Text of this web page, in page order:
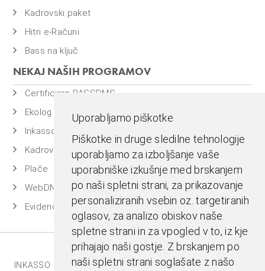
Uporabljamo piškotke
Piškotke in druge sledilne tehnologije
uporabljamo za izboljšanje vaše
uporabniške izkušnje med brskanjem
po naši spletni strani, za prikazovanje
personaliziranih vsebin oz. targetiranih
oglasov, za analizo obiskov naše
spletne strani in za vpogled v to, iz kje
prihajajo naši gostje. Z brskanjem po
naši spletni strani soglašate z našo
Kadrovski paket
Hitri e-Računi
Bass na ključ
NEKAJ NAŠIH PROGRAMOV
Certificiran BASSDMS
Ekolog
Inkasso
Kadrovska evidenca
Plače
WebDN
Evidenca časa
INKASSO | EKOLOG | BASS BI | MESTNA BLAGAJNA |